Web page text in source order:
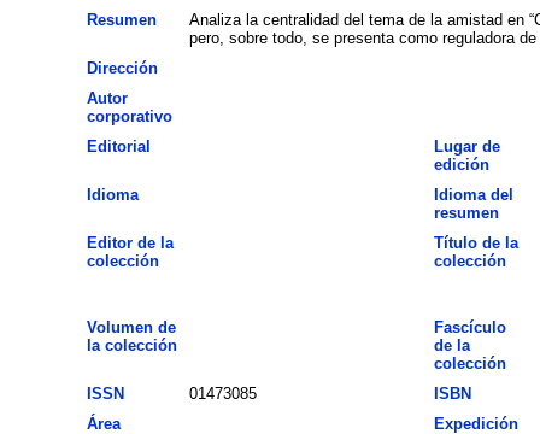
Resumen
Analiza la centralidad del tema de la amistad en
pero, sobre todo, se presenta como reguladora
Dirección
Autor
corporativo
Editorial
Lugar de
edición
Idioma
Idioma del
resumen
Editor de la
colección
Título de la
colección
Volumen de
la colección
Fascículo
de la
colección
ISSN
01473085
ISBN
Área
Expedición